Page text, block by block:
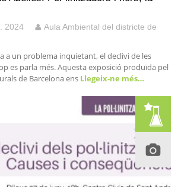
2024
Aula Ambiental del districte de
a un problema inquietant, el declivi de les
es parla més. Aquesta exposició produïda pel
de Barcelona ens Llegeix-ne més…